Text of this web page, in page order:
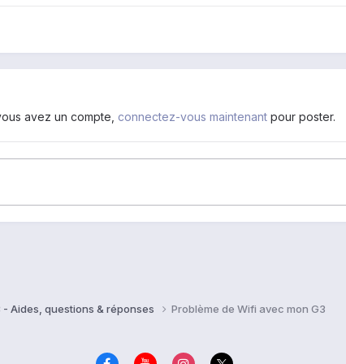
avez un compte, connectez-vous maintenant pour poster.
- Aides, questions & réponses Problème de Wifi avec mon G3